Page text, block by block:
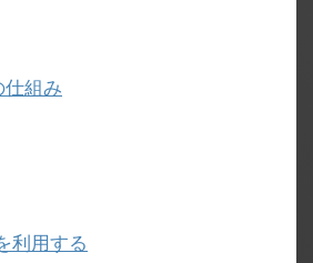
仕組み
利用する